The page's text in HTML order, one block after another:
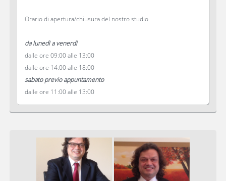
Orario di apertura/chiusura del nostro studio
da lunedì a venerdì
dalle ore 09:00 alle 13:00
dalle ore 14:00 alle 18:00
sabato previo appuntamento
dalle ore 11:00 alle 13:00